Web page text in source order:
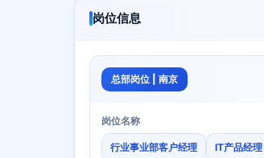
岗位信息
总部岗位 | 南京
岗位名称
行业事业部客户经理 IT产品经理